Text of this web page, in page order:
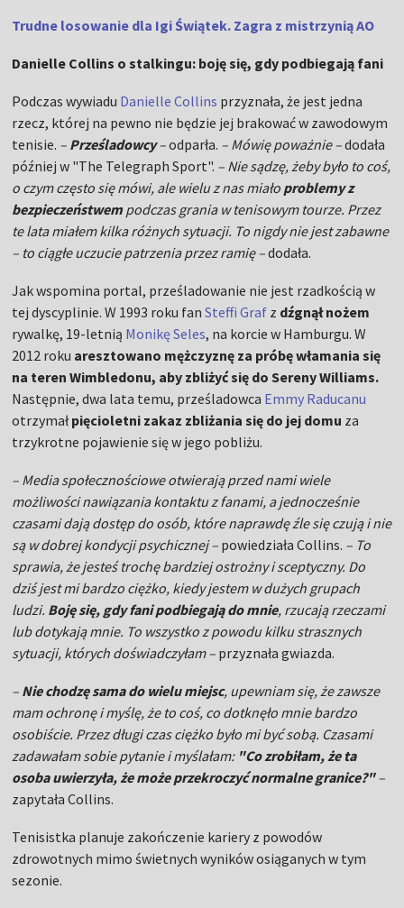
Trudne losowanie dla Igi Świątek. Zagra z mistrzynią AO
Danielle Collins o stalkingu: boję się, gdy podbiegają fani
Podczas wywiadu Danielle Collins przyznała, że jest jedna
rzecz, której na pewno nie będzie jej brakować w zawodowym
tenisie. – Prześladowcy–odparła. – Mówię poważnie –dodała
później w "The Telegraph Sport". – Nie sądzę, żeby było to coś,
o czym często się mówi, ale wielu z nas miało problemy z
bezpieczeństwem podczas grania w tenisowym tourze. Przez
te lata miałem kilka różnych sytuacji. To nigdy nie jest zabawne
– to ciągłe uczucie patrzenia przez ramię –dodała.
Jak wspomina portal, prześladowanie nie jest rzadkością w
tej dyscyplinie. W 1993 roku fanSteffi Graf z dźgnął nożem
rywalkę, 19-letnią Monikę Seles, na korcie w Hamburgu. W
2012 roku aresztowano mężczyznę za próbę włamania się
na teren Wimbledonu, aby zbliżyć się do Sereny Williams.
Następnie, dwa lata temu, prześladowca Emmy Raducanu
otrzymałpięcioletni zakaz zbliżania się do jej domu za
trzykrotne pojawienie się w jego pobliżu.
– Media społecznościowe otwierają przed nami wiele
możliwości nawiązania kontaktu z fanami, a jednocześnie
czasami dają dostęp do osób, które naprawdę źle się czują i nie
są w dobrej kondycji psychicznej – powiedziała Collins. – To
sprawia, że ​​jesteś trochę bardziej ostrożny i sceptyczny. Do
dziś jest mi bardzo ciężko, kiedy jestem w dużych grupach
ludzi. Boję się, gdy fani podbiegają do mnie, rzucają rzeczami
lub dotykają mnie. To wszystko z powodu kilku strasznych
sytuacji, których doświadczyłam – przyznała gwiazda.
– Nie chodzę sama do wielu miejsc, upewniam się, że zawsze
mam ochronę i myślę, że to coś, co dotknęło mnie bardzo
osobiście. Przez długi czas ciężko było mi być sobą. Czasami
zadawałam sobie pytanie i myślałam: "Co zrobiłam, że ta
osoba uwierzyła, że ​​może przekroczyć normalne granice?"–
zapytała Collins.
Tenisistka planuje zakończenie kariery z powodów
zdrowotnych mimo świetnych wyników osiąganych w tym
sezonie.